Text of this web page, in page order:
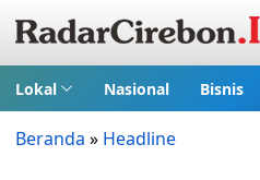
Lokal Nasional Bisnis
Beranda » Headline